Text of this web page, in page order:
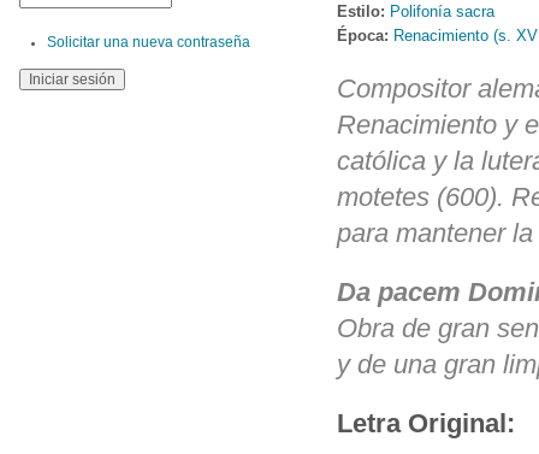
Estilo: Polifonía sacra
Época: Renacimiento (s.
Compositor
Renacimiento y
católica y la
motetes (600).
para mantener
Da pacem
Obra de gran
y de una gran
Letra Original:
Solicitar una nueva contraseña